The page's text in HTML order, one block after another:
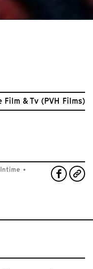
& Tv (PVH Films)
Intime •